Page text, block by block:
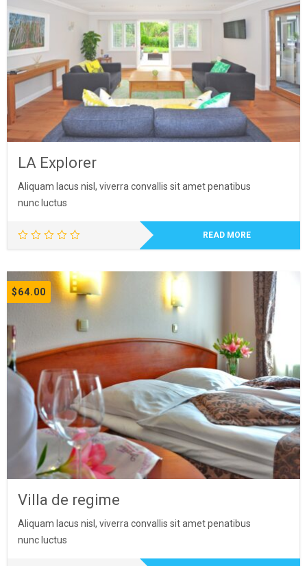
LA Explorer
Aliquam lacus nisl, viverra convallis sit amet penatibus
nunc luctus
READ MORE
$64.00
Villa de regime
Aliquam lacus nisl, viverra convallis sit amet penatibus
nunc luctus